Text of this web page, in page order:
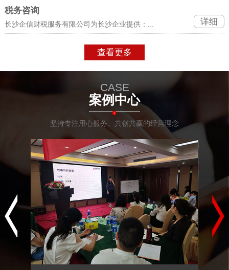
税务咨询
长沙企信财税服务有限公司为长沙企业提供：... 详细
查看更多
CASE
案例中心
坚持专注用心服务、共创共赢的经营理念